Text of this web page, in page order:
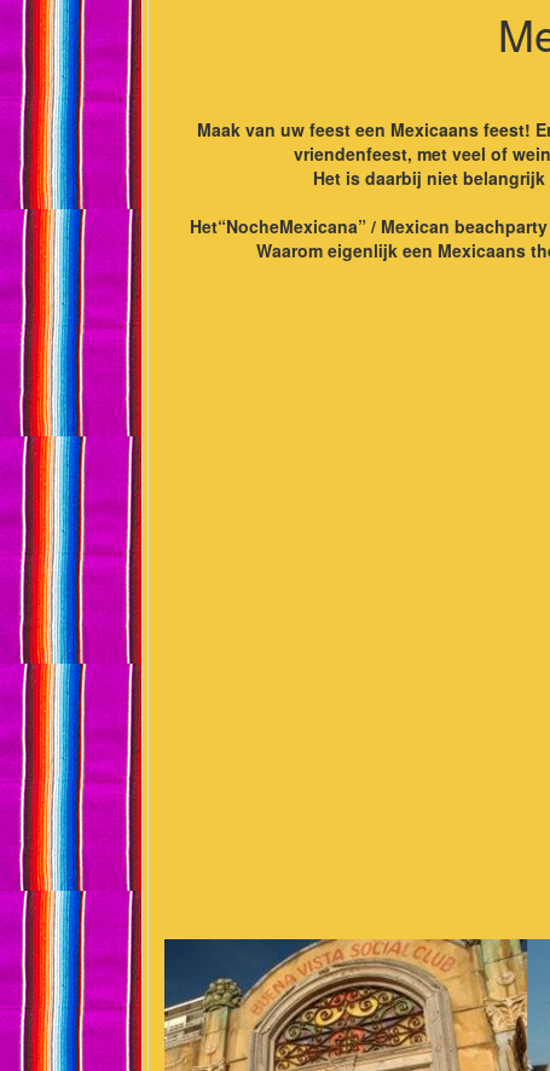
Maak van uw feest een Mexicaans feest!
vriendenfeest, met veel of
Het is daarbij niet
Het“NocheMexicana” / Mexican
Waarom eigenlijk een Mexicaans